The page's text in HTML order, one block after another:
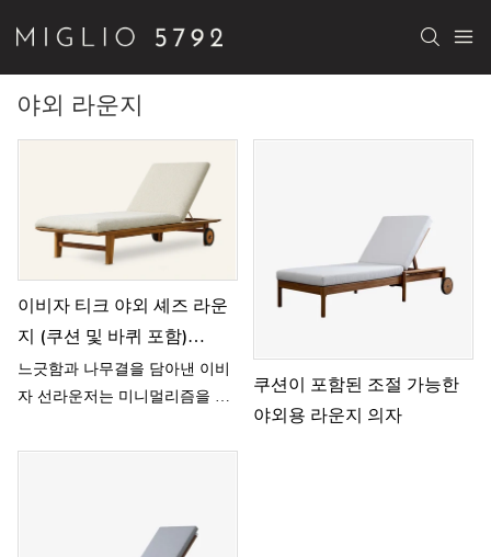
야외 라운지
이비자 티크 야외 셰즈 라운
지 (쿠션 및 바퀴 포함)
HT13
느긋함과 나무결을 담아낸 이비
자 선라운저는 미니멀리즘을 통
석했습니다.
쿠션이 포함된 조절 가능한
야외용 라운지 의자